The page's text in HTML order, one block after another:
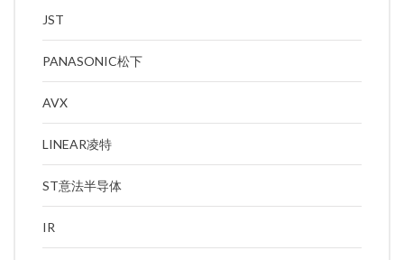
JST
PANASONIC松下
AVX
LINEAR凌特
ST意法半导体
IR